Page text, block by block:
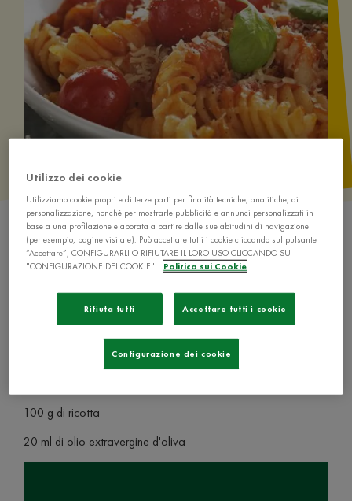
Ingredienti
100 g di ricotta
20 ml di olio extravergine d'oliva
Utilizzo dei cookie
Utilizziamo cookie propri e di terze parti per finalità tecniche, analitiche, di
personalizzazione, nonché per mostrarle pubblicità e annunci personalizzati in
base a una profilazione elaborata a partire dalle sue abitudini di navigazione
(per esempio, pagine visitate). Può accettare tutti i cookie cliccando sul pulsante
“Accettare”, CONFIGURARLI O RIFIUTARE IL LORO USO CLICCANDO SU
"CONFIGURAZIONE DEI COOKIE".
Politica sui Cookie
Rifiuta tutti Accettare tutti i cookie
Configurazione dei cookie